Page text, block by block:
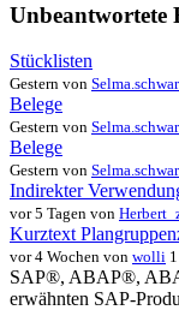
Unbeantwortete
Stücklisten
Gestern von
Belege
Gestern von
Belege
Gestern von
Indirekter
vor 5 Tagen von
Kurztext
vor 4 Wochen von wolli
SAP®, ABAP®,
erwähnten SAP-